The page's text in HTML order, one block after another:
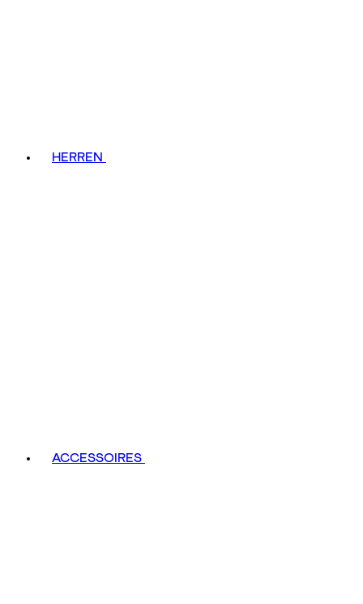
HERREN
ACCESSOIRES